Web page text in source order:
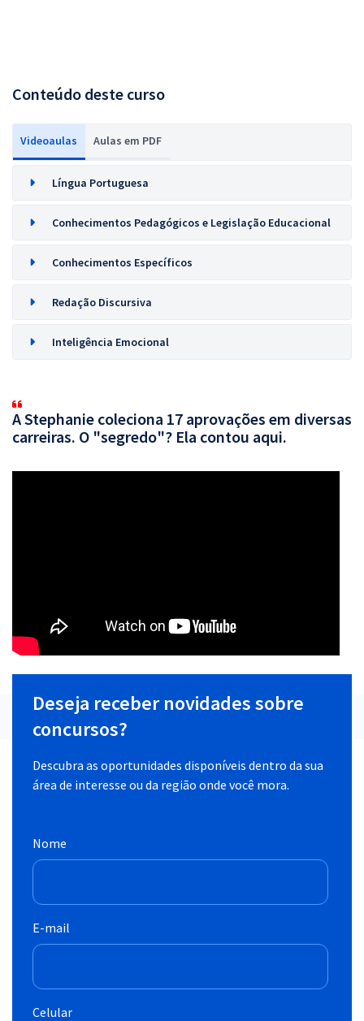
Conteúdo deste curso
Videoaulas Aulas em PDF
Língua Portuguesa
Conhecimentos Pedagógicos e Legislação Educacional
Conhecimentos Específicos
Redação Discursiva
Inteligência Emocional
A Stephanie coleciona 17 aprovações em diversas
carreiras. O "segredo"? Ela contou aqui.
Deseja receber novidades sobre
concursos?
Descubra as oportunidades disponíveis dentro da sua
área de interesse ou da região onde você mora.
Nome
E-mail
Celular